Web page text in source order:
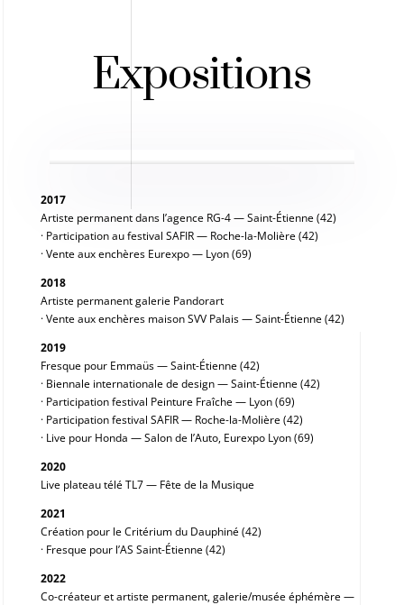
Expositions
2017
Artiste permanent dans l’agence RG-4 — Saint-Étienne (42)
· Participation au festival SAFIR — Roche-la-Molière (42)
· Vente aux enchères Eurexpo — Lyon (69)
2018
Artiste permanent galerie Pandorart
· Vente aux enchères maison SVV Palais — Saint-Étienne (42)
2019
Fresque pour Emmaüs — Saint-Étienne (42)
· Biennale internationale de design — Saint-Étienne (42)
· Participation festival Peinture Fraîche — Lyon (69)
· Participation festival SAFIR — Roche-la-Molière (42)
· Live pour Honda — Salon de l’Auto, Eurexpo Lyon (69)
2020
Live plateau télé TL7 — Fête de la Musique
2021
Création pour le Critérium du Dauphiné (42)
· Fresque pour l’AS Saint-Étienne (42)
2022
Co-créateur et artiste permanent, galerie/musée éphémère —